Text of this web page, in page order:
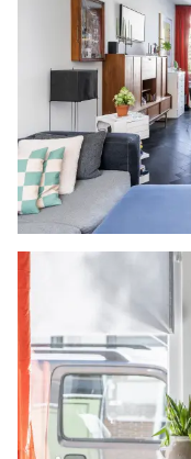
Koper is bekend
welke vanaf 01-
Vlaardingen van
makelaar heeft
gemeente
desbetreffende
verkopend
aansprakelijkheid
het niet juist
Gunning
recht voor het
gegadigde van
Nadrukkelijk zij